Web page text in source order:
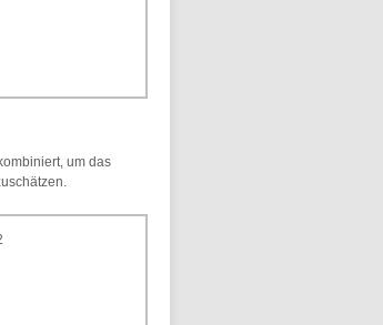
um das